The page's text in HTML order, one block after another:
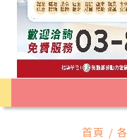
首頁 /